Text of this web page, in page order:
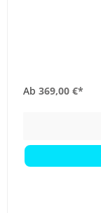
Ab 369,00 €*